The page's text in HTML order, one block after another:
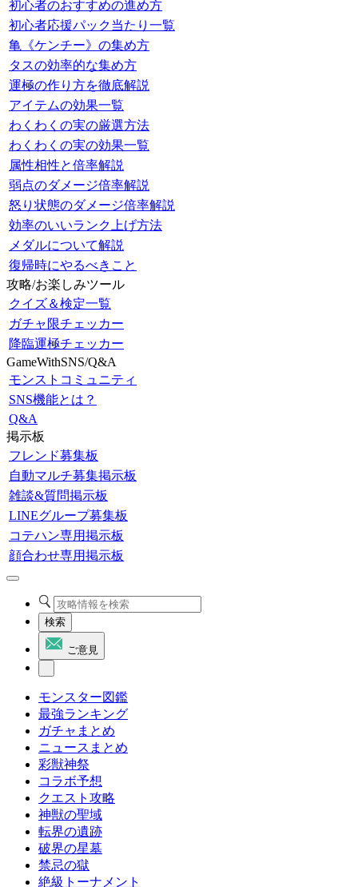
初心者のおすすめの進め方
初心者応援パック当たり一覧
亀《ケンチー》の集め方
タスの効率的な集め方
運極の作り方を徹底解説
アイテムの効果一覧
わくわくの実の厳選方法
わくわくの実の効果一覧
属性相性と倍率解説
弱点のダメージ倍率解説
怒り状態のダメージ倍率解説
効率のいいランク上げ方法
メダルについて解説
復帰時にやるべきこと
攻略/お楽しみツール
クイズ＆検定一覧
ガチャ限チェッカー
降臨運極チェッカー
GameWithSNS/Q&A
モンストコミュニティ
SNS機能とは？
Q&A
掲示板
フレンド募集板
自動マルチ募集掲示板
雑談&質問掲示板
LINEグループ募集板
コテハン専用掲示板
顔合わせ専用掲示板
検索
ご意見
モンスター図鑑
最強ランキング
ガチャまとめ
ニュースまとめ
彩獣神祭
コラボ予想
クエスト攻略
神獣の聖域
転界の遺跡
破界の星墓
禁忌の獄
絶級トーナメント